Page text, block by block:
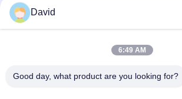
ड्रिलिंग मशीनों के लिए तेल अच्छी तरह से ड्रिलिंग रोड ब्रेक
एस्बेस्टो मुक्त बुना हुआ ब्रेक अस्तर बुना हुआ ब्रेक ब्लॉक तेल
David
6:49 AM
Good day, what product are you looking for?